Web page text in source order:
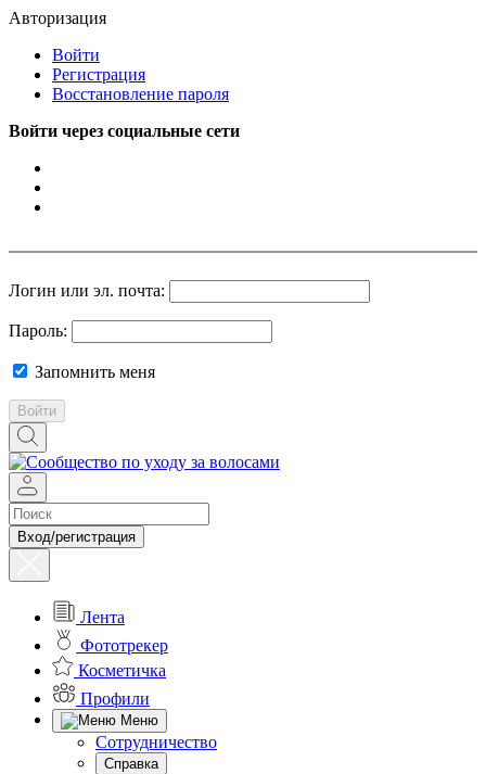
Авторизация
Войти
Регистрация
Восстановление пароля
Войти через социальные сети
Логин или эл. почта:
Пароль:
Запомнить меня
Войти
Вход/регистрация
Лента
Фототрекер
Косметичка
Профили
Меню
Сотрудничество
Справка